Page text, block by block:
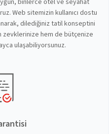
binlerce otel ve seyahat
Web sitemizin kullanıcı dostu
dilediğiniz tatil konseptini
hem de bütçenize
ulaşabiliyorsunuz.